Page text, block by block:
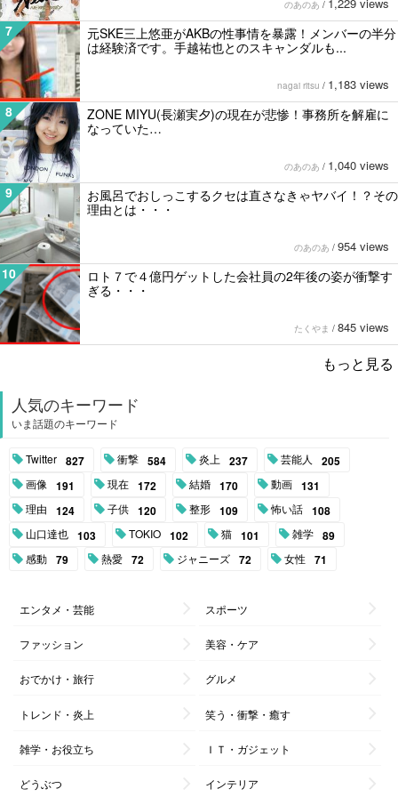
のあのあ /
7
元SKE三上悠亜がAKBの性事情を暴露！メンバーの半分
は経験済です。手越祐也とのスキャンダルも...
nagai ritsu / 1,183 views
8
ZONE MIYU(長瀬実夕)の現在が悲惨！事務所を解雇に
なっていた…
のあのあ / 1,040 views
9
お風呂でおしっこするクセは直さなきゃヤバイ！？その
理由とは・・・
のあのあ / 954 views
10
ロト７で４億円ゲットした会社員の2年後の姿が衝撃す
ぎる・・・
たくやま / 845 views
もっと見る
人気のキーワード
いま話題のキーワード
Twitter 827 衝撃 584 炎上 237 芸能人 205
画像 191 現在 172 結婚 170 動画 131
理由 124 子供 120 整形 109 怖い話 108
山口達也 103 TOKIO 102 猫 101 雑学 89
感動 79 熱愛 72 ジャニーズ 72 女性 71
エンタメ・芸能 スポーツ
ファッション 美容・ケア
おでかけ・旅行 グルメ
トレンド・炎上 笑う・衝撃・癒す
雑学・お役立ち ＩＴ・ガジェット
どうぶつ インテリア